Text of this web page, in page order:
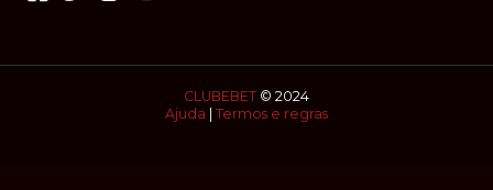
CLUBEBET © 2024
Ajuda
Termos e regras